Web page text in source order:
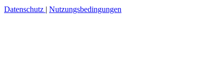
Datenschutz | Nutzungsbedingungen